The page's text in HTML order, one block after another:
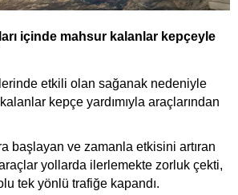
içinde mahsur kalanlar kepçeyle
etkili olan sağanak nedeniyle
kepçe yardımıyla araçlarından
başlayan ve zamanla etkisini artıran
yollarda ilerlemekte zorluk çekti,
tek yönlü trafiğe kapandı.